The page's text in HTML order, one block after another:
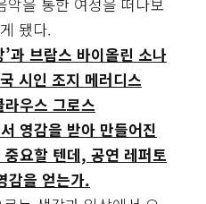
됐다.
과 브람스 바이올린 소나
시인 조지 메러디스
우스 그로스
영감을 받아 만들어진
요할 텐데, 공연 레퍼토
감을 얻는가.